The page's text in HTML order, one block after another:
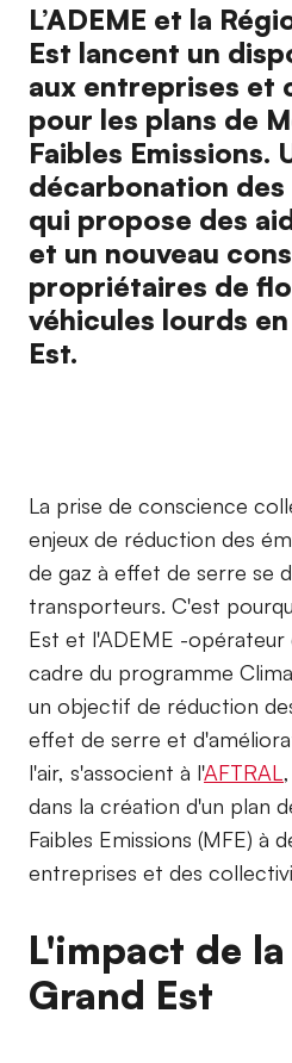
L’ADEME et la
Est lancent un
aux entreprises et
pour les plans de
Faibles Emissions.
décarbonation
qui propose des
et un nouveau
propriétaires de
véhicules lourds
Est.
La prise de conscience
enjeux de réduction des
de gaz à effet de serre se
transporteurs. C'est
Est et l'ADEME -opérateur
cadre du programme
un objectif de réduction
effet de serre et
l'air, s'associent à l'AFTRAL,
dans la création d'un plan
Faibles Emissions (MFE) à
entreprises et des
L'impact de
Grand Est